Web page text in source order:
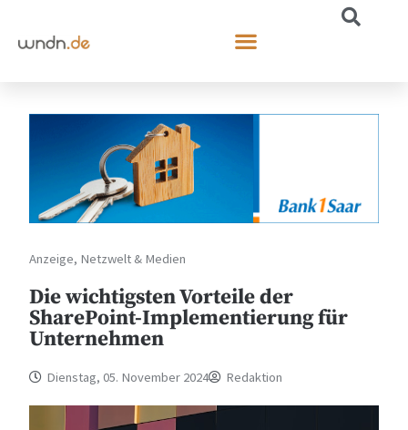
Anzeige, Netzwelt & Medien
Die wichtigsten Vorteile der
SharePoint-Implementierung für
Unternehmen
Dienstag, 05. November 2024 Redaktion